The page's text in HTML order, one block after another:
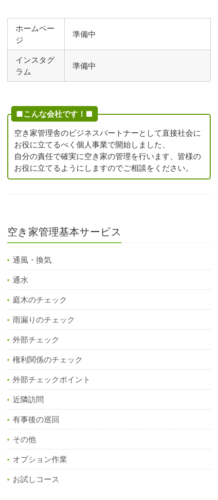
ホームペー
ジ
準備中
インスタグ
ラム
準備中
■こんな会社です！■
空き家管理舎のビジネスパートナーとして直接社会に
お役に立てるべく個人事業で開始しました、
自分の責任で確実に空き家の管理を行います、皆様の
お役に立てるようにしますのでご相談をください。
空き家管理基本サービス
通風・換気
通水
庭木のチェック
雨漏りのチェック
外部チェック
権利関係のチェック
外部チェックポイント
近隣訪問
有事後の巡回
その他
オプション作業
お試しコース